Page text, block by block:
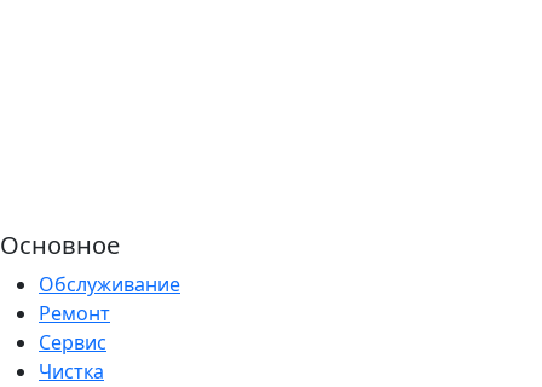
Основное
Обслуживание
Ремонт
Сервис
Чистка